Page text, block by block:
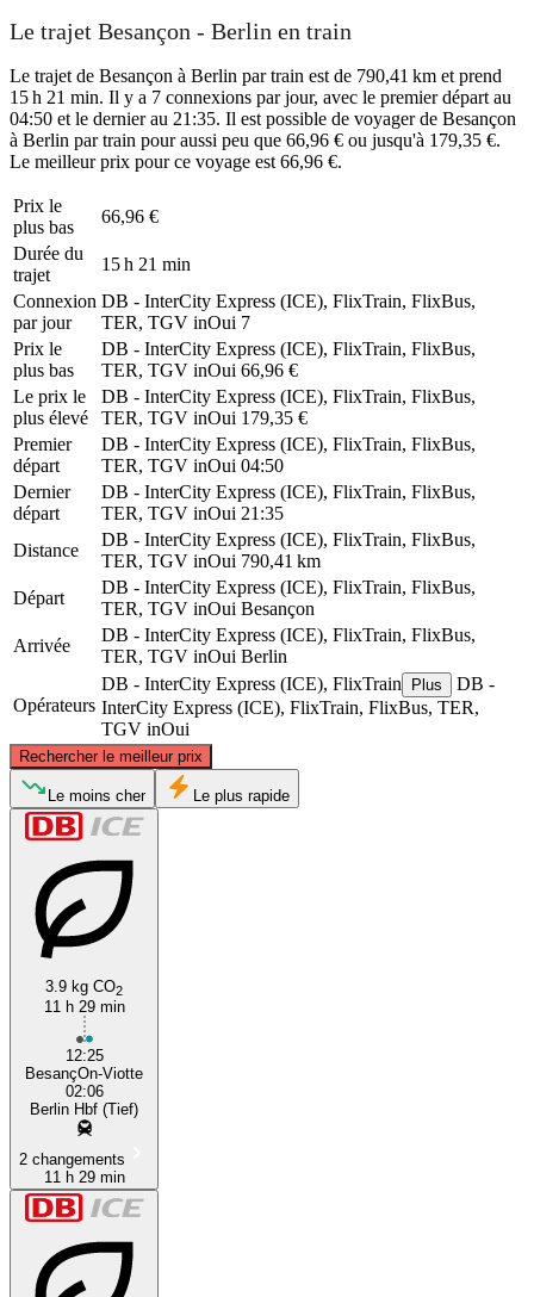
Le trajet Besançon - Berlin en train
Le trajet de Besançon à Berlin par train est de 790,41 km et prend
15 h 21 min. Il y a 7 connexions par jour, avec le premier départ au
04:50 et le dernier au 21:35. Il est possible de voyager de Besançon
à Berlin par train pour aussi peu que 66,96 € ou jusqu'à 179,35 €.
Le meilleur prix pour ce voyage est 66,96 €.
Prix ​​le
plus bas
66,96 €
Durée du
trajet
15 h 21 min
Connexion
par jour
DB - InterCity Express (ICE), FlixTrain, FlixBus,
TER, TGV inOui 7
Prix ​​le
plus bas
DB - InterCity Express (ICE), FlixTrain, FlixBus,
TER, TGV inOui 66,96 €
Le prix le
plus élevé
DB - InterCity Express (ICE), FlixTrain, FlixBus,
TER, TGV inOui 179,35 €
Premier
départ
DB - InterCity Express (ICE), FlixTrain, FlixBus,
TER, TGV inOui 04:50
Dernier
départ
DB - InterCity Express (ICE), FlixTrain, FlixBus,
TER, TGV inOui 21:35
Distance
DB - InterCity Express (ICE), FlixTrain, FlixBus,
TER, TGV inOui 790,41 km
Départ
DB - InterCity Express (ICE), FlixTrain, FlixBus,
TER, TGV inOui Besançon
Arrivée
DB - InterCity Express (ICE), FlixTrain, FlixBus,
TER, TGV inOui Berlin
Opérateurs
DB - InterCity Express (ICE), FlixTrain Plus
DB -
InterCity Express (ICE), FlixTrain, FlixBus, TER,
TGV inOui
Rechercher le meilleur prix
Le moins cher Le plus rapide
3.9 kg CO2
11 h 29 min
12:25
BesançOn-Viotte
02:06
Berlin Hbf (Tief)
2 changements
11 h 29 min